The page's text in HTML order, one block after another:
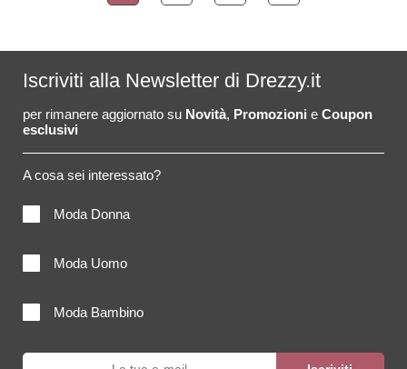
Iscriviti alla Newsletter di Drezzy.it
per rimanere aggiornato su Novità, Promozioni e Coupon
esclusivi
A cosa sei interessato?
Moda Donna
Moda Uomo
Moda Bambino